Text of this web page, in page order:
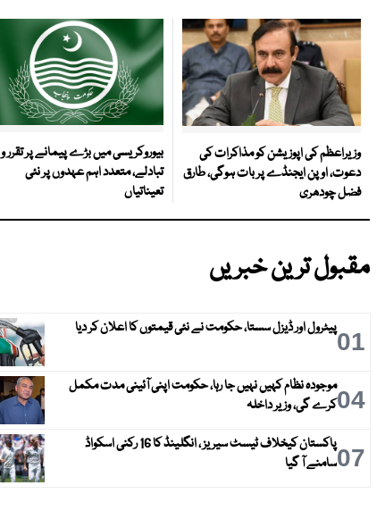
وزیراعظم کی اپوزیشن کو مذاکرات کی
دعوت، اوپن ایجنڈے پر بات ہوگی، طارق
فضل چودھری
بیوروکریسی میں بڑے پیمانے پر تقرر و
تبادلے، متعدد اہم عہدوں پر نئی
تعیناتیاں
مقبول ترین خبریں
01پیٹرول اور ڈیزل سستا، حکومت نے نئی قیمتوں کا اعلان کر دیا
04موجودہ نظام کہیں نہیں جا رہا، حکومت اپنی آئینی مدت مکمل
کرے گی، وزیر داخلہ
07
پاکستان کیخلاف ٹیسٹ سیریز ، انگلینڈ کا 16 رکنی اسکواڈ
سامنے آ گیا